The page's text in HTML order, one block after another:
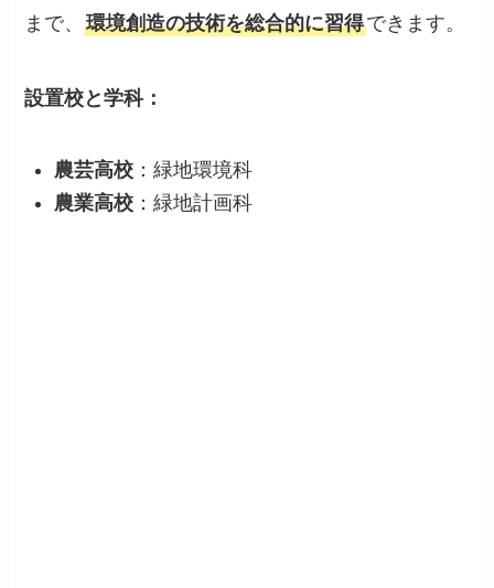
まで、環境創造の技術を総合的に習得できます。
設置校と学科：
農芸高校 ：緑地環境科
農業高校 ：緑地計画科